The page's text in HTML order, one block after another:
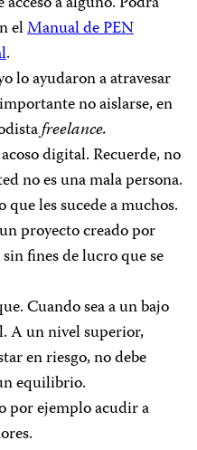
elManual de PEN
.
lo ayudaron a atravesar
no aislarse, en
freelance.
digital. Recuerde, no
no es una mala persona.
les sucede a muchos.
proyecto creado por
fines de lucro que se
Cuando sea a un bajo
A un nivel superior,
en riesgo, no debe
equilibrio.
por ejemplo acudir a